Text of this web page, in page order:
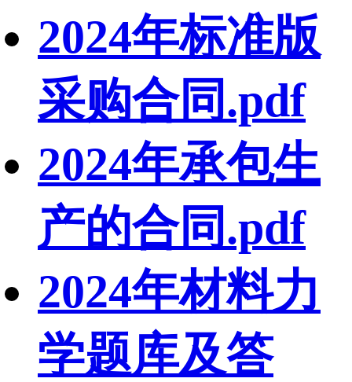
2024年标准版
采购合同.pdf
2024年承包生
产的合同.pdf
2024年材料力
学题库及答